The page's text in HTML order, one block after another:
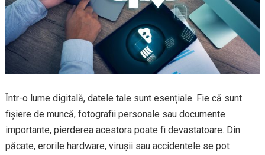
Într-o lume digitală, datele tale sunt esențiale. Fie că sunt
fișiere de muncă, fotografii personale sau documente
importante, pierderea acestora poate fi devastatoare. Din
păcate, erorile hardware, virușii sau accidentele se pot